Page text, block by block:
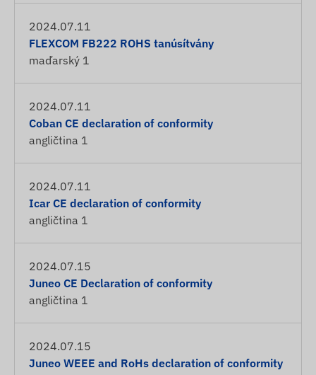
2024.07.11
FLEXCOM FB222 ROHS tanúsítvány
maďarský 1
2024.07.11
Coban CE declaration of conformity
angličtina 1
2024.07.11
Icar CE declaration of conformity
angličtina 1
2024.07.15
Juneo CE Declaration of conformity
angličtina 1
2024.07.15
Juneo WEEE and RoHs declaration of conformity